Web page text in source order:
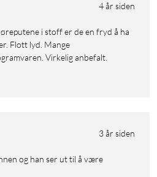
4 år siden
Flott lyd. Mange
Virkelig anbefalt.
3 år siden